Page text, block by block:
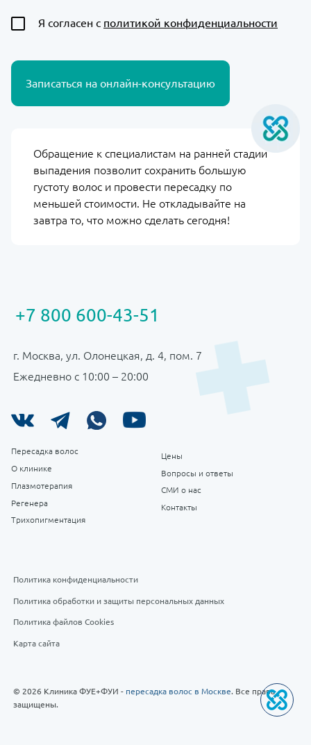
Я согласен с политикой конфиденциальности
Обращение к специалистам на ранней стадии
выпадения позволит сохранить большую
густоту волос и провести пересадку по
меньшей стоимости. Не откладывайте на
завтра то, что можно сделать сегодня!
+7 800 600-43-51
г. Москва, ул. Олонецкая, д. 4, пом. 7
Ежедневно с 10:00 – 20:00
Пересадка волос
О клинике
Плазмотерапия
Регенера
Трихопигментация
Цены
Вопросы и ответы
СМИ о нас
Контакты
Политика конфиденциальности
Политика обработки и защиты персональных данных
Политика файлов Cookies
Карта сайта
© 2026 Клиника ФУЕ+ФУИ - пересадка волос в Москве . Все права
защищены.